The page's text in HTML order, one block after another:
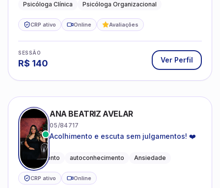
Psicóloga Clínica Psicóloga Organizacional
CRP ativo Online Avaliações
SESSÃO
R$ 140 Ver Perfil
ANA BEATRIZ AVELAR
05/84717
Acolhimento e escuta sem julgamentos! ❤️
Acolhimento autoconhecimento Ansiedade
CRP ativo Online